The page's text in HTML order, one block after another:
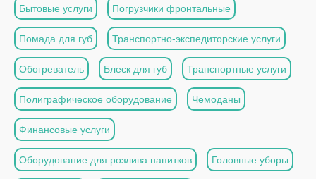
Бытовые услуги Погрузчики фронтальные
Помада для губ Транспортно-экспедиторские услуги
Обогреватель Блеск для губ Транспортные услуги
Полиграфическое оборудование Чемоданы
Финансовые услуги
Оборудование для розлива напитков Головные уборы